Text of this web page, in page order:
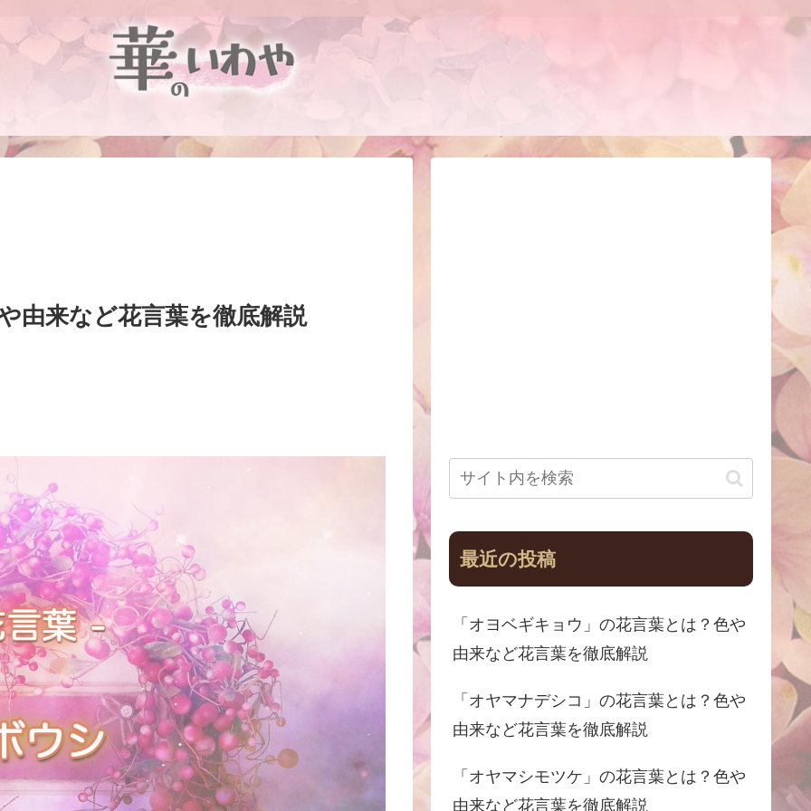
由来など花言葉を徹底解説
最近の投稿
「オヨベギキョウ」の花言葉とは？色や
由来など花言葉を徹底解説
「オヤマナデシコ」の花言葉とは？色や
由来など花言葉を徹底解説
「オヤマシモツケ」の花言葉とは？色や
由来など花言葉を徹底解説